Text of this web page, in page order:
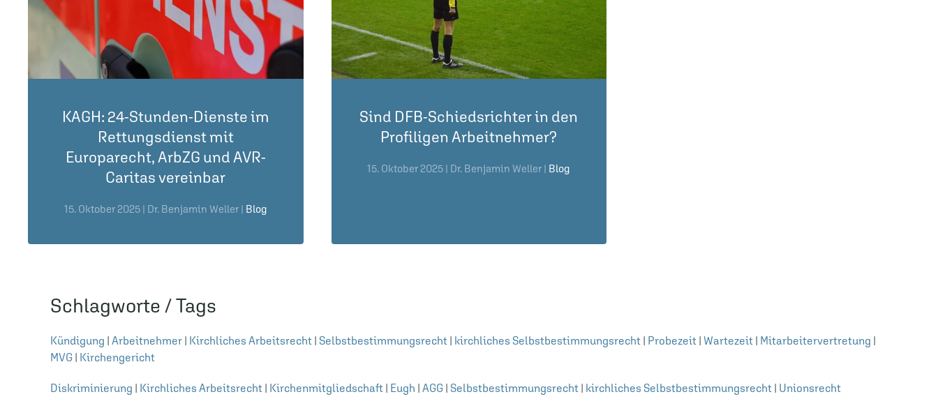
KAGH: 24-Stunden-Dienste im
Rettungsdienst mit
Europarecht, ArbZG und AVR-
Caritas vereinbar
15. Oktober 2025| Dr. Benjamin Weller | Blog
Sind DFB-Schiedsrichter in den
Profiligen Arbeitnehmer?
15. Oktober 2025 | Dr. Benjamin Weller | Blog
Schlagworte / Tags
Kündigung Arbeitnehmer Kirchliches Arbeitsrecht Selbstbestimmungsrecht kirchliches Selbstbestimmungsrecht Probezeit Wartezeit Mitarbeitervertretung
MVG
Kirchengericht
Diskriminierung Kirchliches Arbeitsrecht Kirchenmitgliedschaft Eugh AGG Selbstbestimmungsrecht kirchliches Selbstbestimmungsrecht Unionsrecht